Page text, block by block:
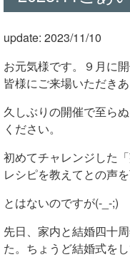
update: 2023/11/10
お元気様です。９月に
皆様にご来場いただき
久しぶりの開催で至ら
ください。
初めてチャレンジした
レシピを教えてとの声
とはないのですが(-_-;)
先日、家内と結婚四十
た。ちょうど結婚式を